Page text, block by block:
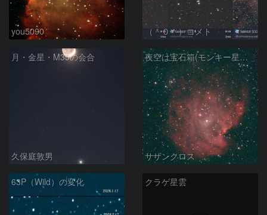
you5090 （＾０＾）コメト
月・金星・M35の会合
久保庭敦男
夜空は宝石箱(モンキー星雲 NGC2174) Seestar50
サザンクロス
63P（Wild）の変化 クラゲ星雲